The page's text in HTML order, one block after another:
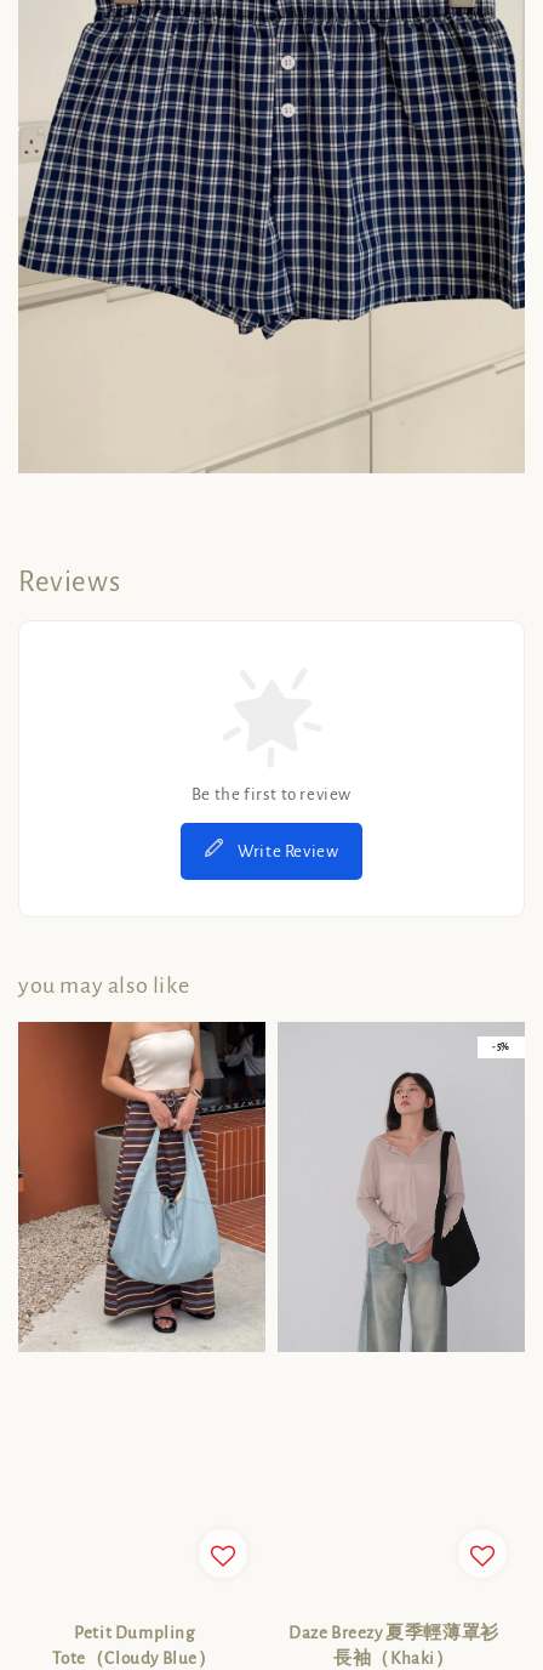
Reviews
Be the first to review
Write Review
you may also like
Petit Dumpling
Tote（Cloudy Blue）
- 5%
Daze Breezy 夏季輕薄罩衫
長袖（Khaki）